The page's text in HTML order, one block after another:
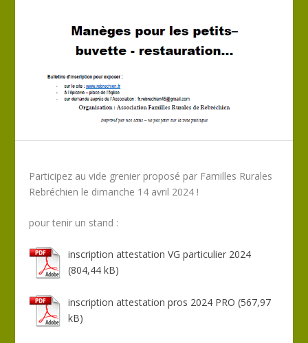
Participez au vide grenier proposé par Familles Rurales
Rebréchien le dimanche 14 avril 2024 !
pour tenir un stand :
inscription attestation VG particulier 2024
inscription attestation pros 2024 PRO